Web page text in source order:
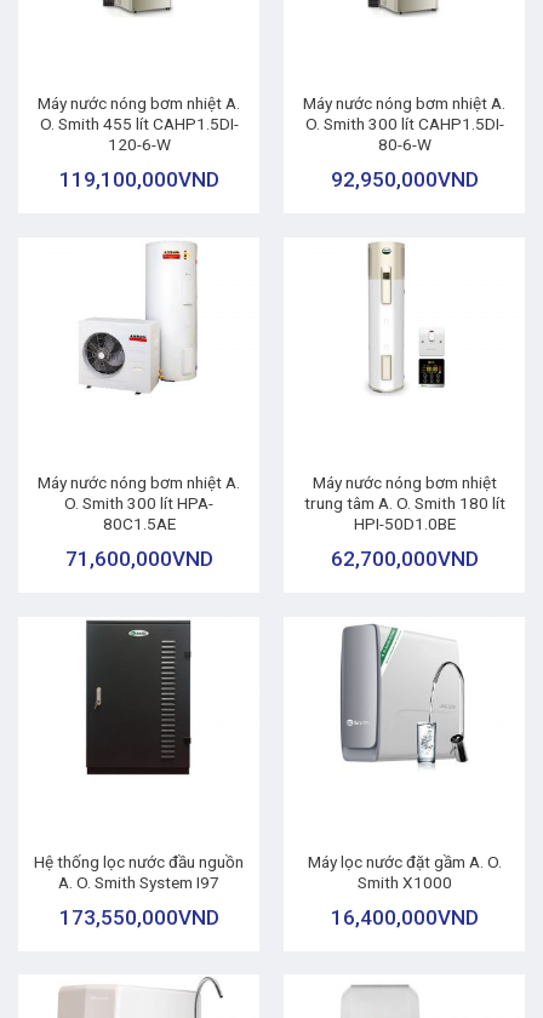
Máy nước nóng bơm nhiệt A.
O. Smith 455 lít CAHP1.5DI-
120-6-W
119,100,000VND
Máy nước nóng bơm nhiệt A.
O. Smith 300 lít CAHP1.5DI-
80-6-W
92,950,000VND
Máy nước nóng bơm nhiệt A.
O. Smith 300 lít HPA-
80C1.5AE
71,600,000VND
Máy nước nóng bơm nhiệt
trung tâm A. O. Smith 180 lít
HPI-50D1.0BE
62,700,000VND
Hệ thống lọc nước đầu nguồn
A. O. Smith System I97
173,550,000VND
Máy lọc nước đặt gầm A. O.
Smith X1000
16,400,000VND